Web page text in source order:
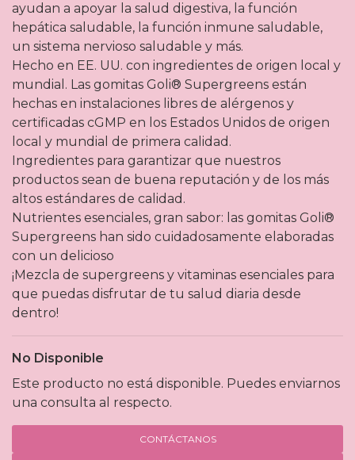
ayudan a apoyar la salud digestiva, la función
hepática saludable, la función inmune saludable,
un sistema nervioso saludable y más.
Hecho en EE. UU. con ingredientes de origen local y
mundial. Las gomitas Goli® Supergreens están
hechas en instalaciones libres de alérgenos y
certificadas cGMP en los Estados Unidos de origen
local y mundial de primera calidad.
Ingredientes para garantizar que nuestros
productos sean de buena reputación y de los más
altos estándares de calidad.
Nutrientes esenciales, gran sabor: las gomitas Goli®
Supergreens han sido cuidadosamente elaboradas
con un delicioso
¡Mezcla de supergreens y vitaminas esenciales para
que puedas disfrutar de tu salud diaria desde
dentro!
No Disponible
Este producto no está disponible. Puedes enviarnos
una consulta al respecto.
CONTÁCTANOS